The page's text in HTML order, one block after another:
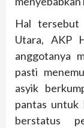
Hal tersebut
Utara, AKP
anggotanya
pasti
asyik
pantas untuk
berstatus